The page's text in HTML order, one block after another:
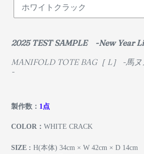
2025 TEST SAMPLE -New Year
MANIFOLD TOTE BAG［ L］ -馬
-
製作数： 1点
COLOR： WHITE CRACK
SIZE : H(本体) 34cm × W 42cm × D 14cm